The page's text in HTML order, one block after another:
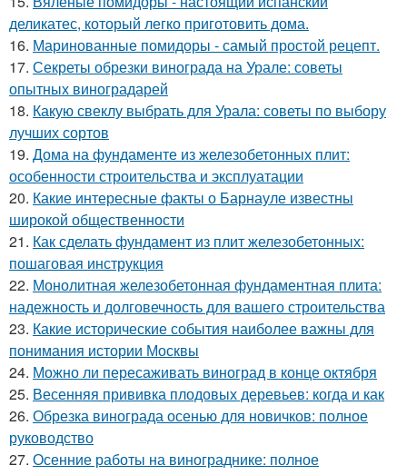
деликатес, который легко приготовить дома.
16. Маринованные помидоры - самый простой рецепт.
17. Секреты обрезки винограда на Урале: советы
опытных виноградарей
18. Какую свеклу выбрать для Урала: советы по выбору
лучших сортов
19. Дома на фундаменте из железобетонных плит:
особенности строительства и эксплуатации
20. Какие интересные факты о Барнауле известны
широкой общественности
21. Как сделать фундамент из плит железобетонных:
пошаговая инструкция
22. Монолитная железобетонная фундаментная плита:
надежность и долговечность для вашего строительства
23. Какие исторические события наиболее важны для
понимания истории Москвы
24. Можно ли пересаживать виноград в конце октября
25. Весенняя прививка плодовых деревьев: когда и как
26. Обрезка винограда осенью для новичков: полное
руководство
27. Осенние работы на винограднике: полное